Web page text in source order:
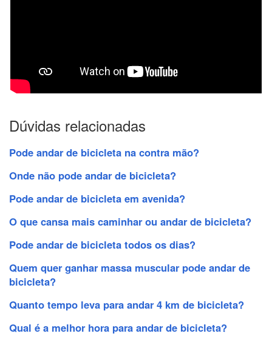
Dúvidas relacionadas
Pode andar de bicicleta na contra mão?
Onde não pode andar de bicicleta?
Pode andar de bicicleta em avenida?
O que cansa mais caminhar ou andar de bicicleta?
Pode andar de bicicleta todos os dias?
Quem quer ganhar massa muscular pode andar de
bicicleta?
Quanto tempo leva para andar 4 km de bicicleta?
Qual é a melhor hora para andar de bicicleta?